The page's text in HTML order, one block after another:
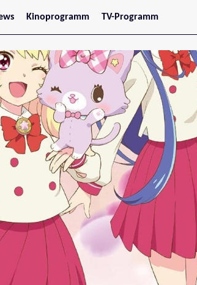
Kinoprogramm
Jetzt im Kino
Wien
Niederösterreich
Oberösterreich
Steiermark
Burgenland
Kärnten
Salzburg
Tirol
Vorarlberg
TV-Programm